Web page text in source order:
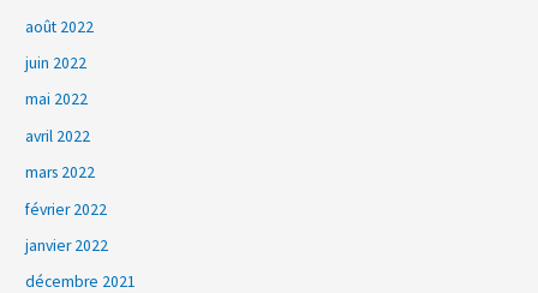
août 2022
juin 2022
mai 2022
avril 2022
mars 2022
février 2022
janvier 2022
décembre 2021